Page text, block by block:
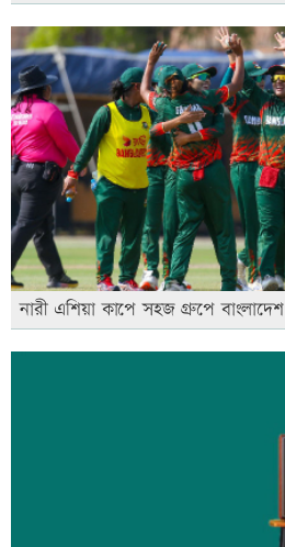
নারী এশিয়া কাপে সহজ গ্রুপে বাংলাদেশ